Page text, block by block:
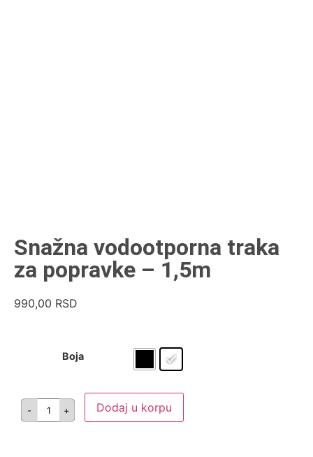
Snažna vodootporna traka
za popravke – 1,5m
990,00 RSD
Boja
Dodaj u korpu